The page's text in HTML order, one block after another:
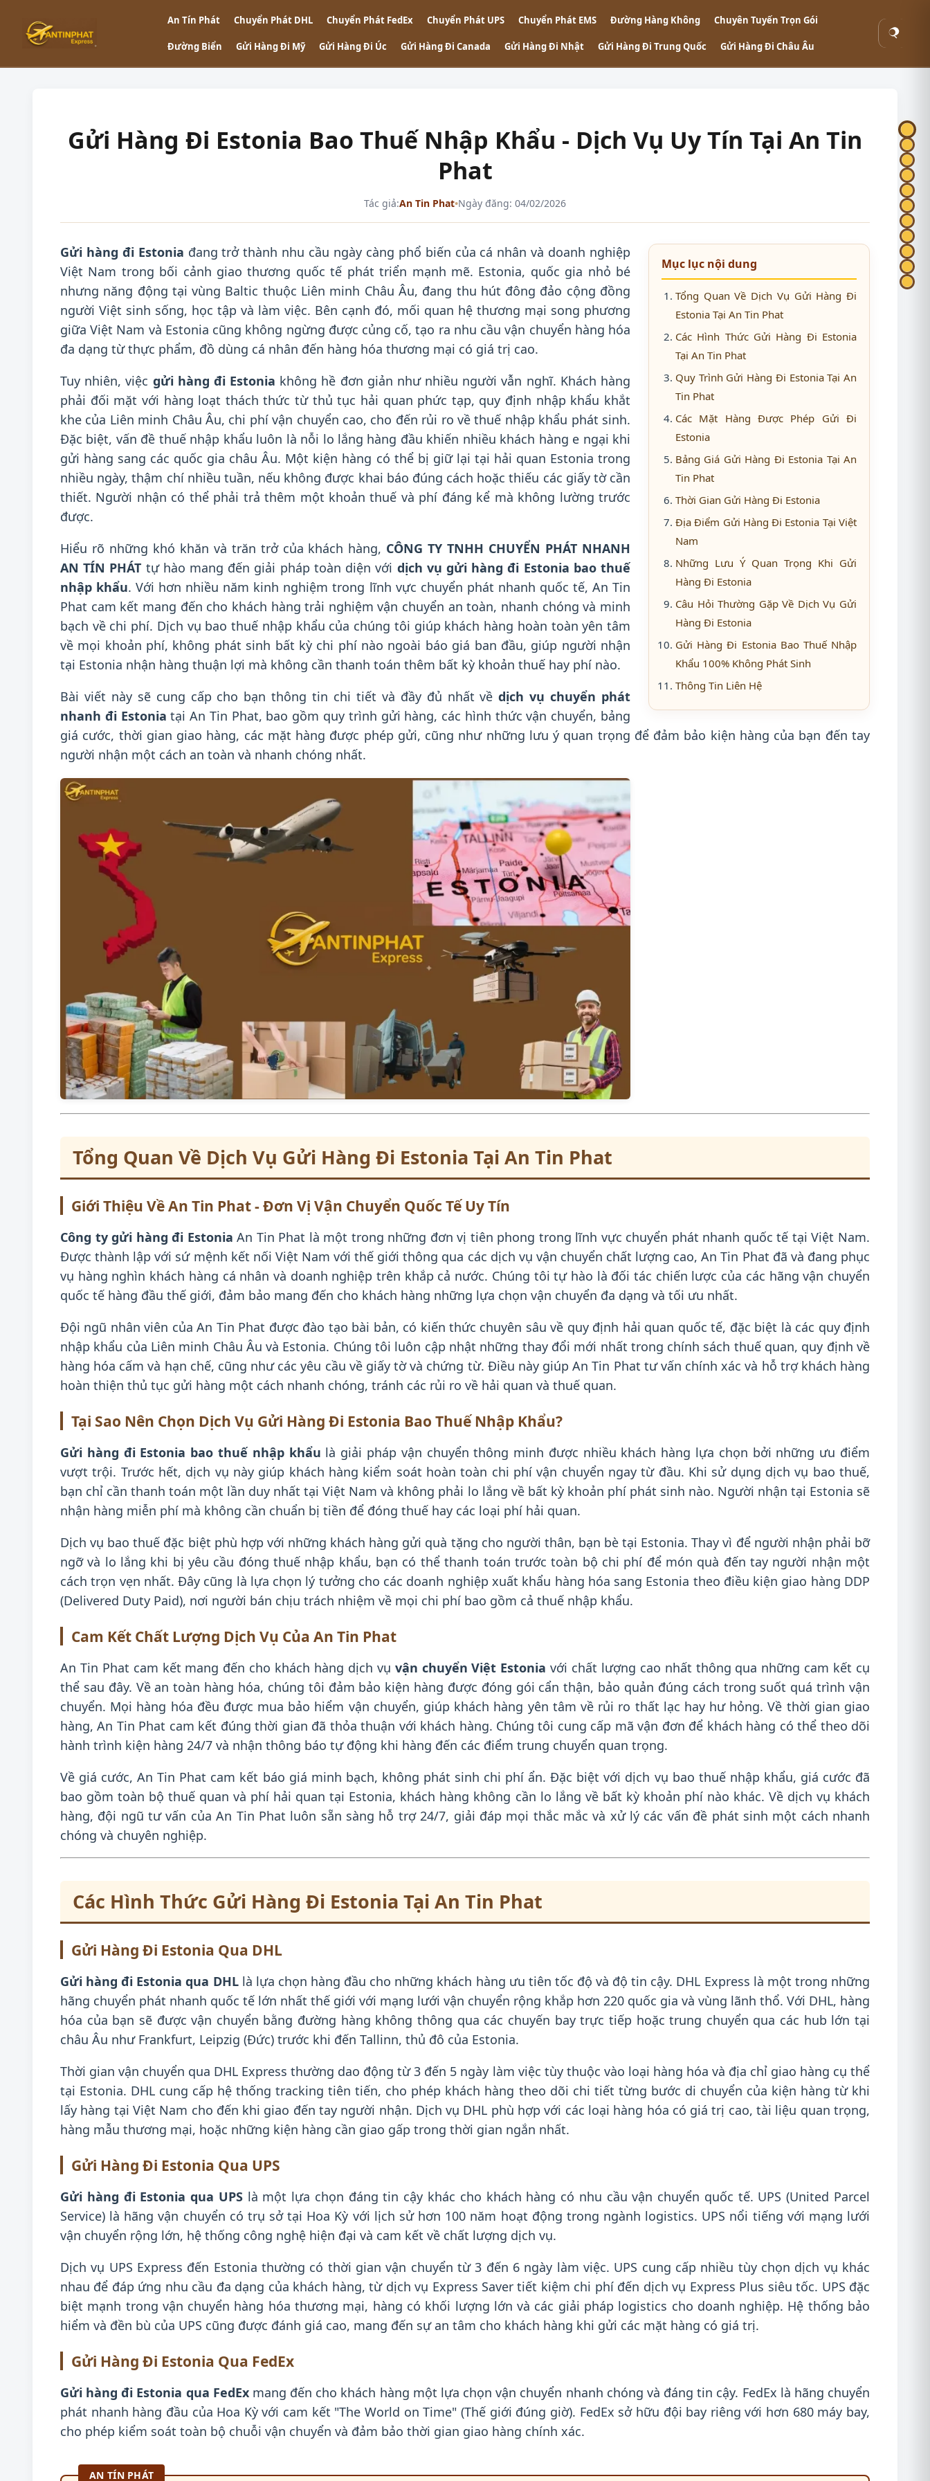
An Tín Phát Chuyển Phát DHL Chuyển Phát FedEx Chuyển Phát UPS Chuyển Phát EMS Đường Hàng Không Chuyên Tuyến Trọn Gói
Đường Biển Gửi Hàng Đi Mỹ Gửi Hàng Đi Úc Gửi Hàng Đi Canada Gửi Hàng Đi Nhật Gửi Hàng Đi Trung Quốc Gửi Hàng Đi Châu Âu
Tìm
Gửi Hàng Đi Estonia Bao Thuế Nhập Khẩu - Dịch Vụ Uy Tín Tại An Tin
Phat
Tác giả:An Tin Phat•Ngày đăng: 04/02/2026
Mục lục nội dung
Tổng Quan Về Dịch Vụ Gửi Hàng Đi
Estonia Tại An Tin Phat
Các Hình Thức Gửi Hàng Đi Estonia
Tại An Tin Phat
Quy Trình Gửi Hàng Đi Estonia Tại An
Tin Phat
Các Mặt Hàng Được Phép Gửi Đi
Estonia
Bảng Giá Gửi Hàng Đi Estonia Tại An
Tin Phat
Thời Gian Gửi Hàng Đi Estonia
Địa Điểm Gửi Hàng Đi Estonia Tại Việt
Nam
Những Lưu Ý Quan Trọng Khi Gửi
Hàng Đi Estonia
Câu Hỏi Thường Gặp Về Dịch Vụ Gửi
Hàng Đi Estonia
Gửi Hàng Đi Estonia Bao Thuế Nhập
Khẩu 100% Không Phát Sinh
Thông Tin Liên Hệ
Gửi hàng đi Estonia đang trở thành nhu cầu ngày càng phổ biến của cá nhân và doanh nghiệp
Việt Nam trong bối cảnh giao thương quốc tế phát triển mạnh mẽ. Estonia, quốc gia nhỏ bé
nhưng năng động tại vùng Baltic thuộc Liên minh Châu Âu, đang thu hút đông đảo cộng đồng
người Việt sinh sống, học tập và làm việc. Bên cạnh đó, mối quan hệ thương mại song phương
giữa Việt Nam và Estonia cũng không ngừng được củng cố, tạo ra nhu cầu vận chuyển hàng hóa
đa dạng từ thực phẩm, đồ dùng cá nhân đến hàng hóa thương mại có giá trị cao.
Tuy nhiên, việc gửi hàng đi Estonia không hề đơn giản như nhiều người vẫn nghĩ. Khách hàng
phải đối mặt với hàng loạt thách thức từ thủ tục hải quan phức tạp, quy định nhập khẩu khắt
khe của Liên minh Châu Âu, chi phí vận chuyển cao, cho đến rủi ro về thuế nhập khẩu phát sinh.
Đặc biệt, vấn đề thuế nhập khẩu luôn là nỗi lo lắng hàng đầu khiến nhiều khách hàng e ngại khi
gửi hàng sang các quốc gia châu Âu. Một kiện hàng có thể bị giữ lại tại hải quan Estonia trong
nhiều ngày, thậm chí nhiều tuần, nếu không được khai báo đúng cách hoặc thiếu các giấy tờ cần
thiết. Người nhận có thể phải trả thêm một khoản thuế và phí đáng kể mà không lường trước
được.
Hiểu rõ những khó khăn và trăn trở của khách hàng, CÔNG TY TNHH CHUYỂN PHÁT NHANH
AN TÍN PHÁT tự hào mang đến giải pháp toàn diện với dịch vụ gửi hàng đi Estonia bao thuế
nhập khẩu. Với hơn nhiều năm kinh nghiệm trong lĩnh vực chuyển phát nhanh quốc tế, An Tin
Phat cam kết mang đến cho khách hàng trải nghiệm vận chuyển an toàn, nhanh chóng và minh
bạch về chi phí. Dịch vụ bao thuế nhập khẩu của chúng tôi giúp khách hàng hoàn toàn yên tâm
về mọi khoản phí, không phát sinh bất kỳ chi phí nào ngoài báo giá ban đầu, giúp người nhận
tại Estonia nhận hàng thuận lợi mà không cần thanh toán thêm bất kỳ khoản thuế hay phí nào.
Bài viết này sẽ cung cấp cho bạn thông tin chi tiết và đầy đủ nhất vềdịch vụ chuyển phát
nhanh đi Estonia tại An Tin Phat, bao gồm quy trình gửi hàng, các hình thức vận chuyển, bảng
giá cước, thời gian giao hàng, các mặt hàng được phép gửi, cũng như những lưu ý quan trọng để đảm bảo kiện hàng của bạn đến tay
người nhận một cách an toàn và nhanh chóng nhất.
Tổng Quan Về Dịch Vụ Gửi Hàng Đi Estonia Tại An Tin Phat
Giới Thiệu Về An Tin Phat - Đơn Vị Vận Chuyển Quốc Tế Uy Tín
Công ty gửi hàng đi Estonia An Tin Phat là một trong những đơn vị tiên phong trong lĩnh vực chuyển phát nhanh quốc tế tại Việt Nam.
Được thành lập với sứ mệnh kết nối Việt Nam với thế giới thông qua các dịch vụ vận chuyển chất lượng cao, An Tin Phat đã và đang phục
vụ hàng nghìn khách hàng cá nhân và doanh nghiệp trên khắp cả nước. Chúng tôi tự hào là đối tác chiến lược của các hãng vận chuyển
quốc tế hàng đầu thế giới, đảm bảo mang đến cho khách hàng những lựa chọn vận chuyển đa dạng và tối ưu nhất.
Đội ngũ nhân viên của An Tin Phat được đào tạo bài bản, có kiến thức chuyên sâu về quy định hải quan quốc tế, đặc biệt là các quy định
nhập khẩu của Liên minh Châu Âu và Estonia. Chúng tôi luôn cập nhật những thay đổi mới nhất trong chính sách thuế quan, quy định về
hàng hóa cấm và hạn chế, cũng như các yêu cầu về giấy tờ và chứng từ. Điều này giúp An Tin Phat tư vấn chính xác và hỗ trợ khách hàng
hoàn thiện thủ tục gửi hàng một cách nhanh chóng, tránh các rủi ro về hải quan và thuế quan.
Tại Sao Nên Chọn Dịch Vụ Gửi Hàng Đi Estonia Bao Thuế Nhập Khẩu?
Gửi hàng đi Estonia bao thuế nhập khẩu là giải pháp vận chuyển thông minh được nhiều khách hàng lựa chọn bởi những ưu điểm
vượt trội. Trước hết, dịch vụ này giúp khách hàng kiểm soát hoàn toàn chi phí vận chuyển ngay từ đầu. Khi sử dụng dịch vụ bao thuế,
bạn chỉ cần thanh toán một lần duy nhất tại Việt Nam và không phải lo lắng về bất kỳ khoản phí phát sinh nào. Người nhận tại Estonia sẽ
nhận hàng miễn phí mà không cần chuẩn bị tiền để đóng thuế hay các loại phí hải quan.
Dịch vụ bao thuế đặc biệt phù hợp với những khách hàng gửi quà tặng cho người thân, bạn bè tại Estonia. Thay vì để người nhận phải bỡ
ngỡ và lo lắng khi bị yêu cầu đóng thuế nhập khẩu, bạn có thể thanh toán trước toàn bộ chi phí để món quà đến tay người nhận một
cách trọn vẹn nhất. Đây cũng là lựa chọn lý tưởng cho các doanh nghiệp xuất khẩu hàng hóa sang Estonia theo điều kiện giao hàng DDP
(Delivered Duty Paid), nơi người bán chịu trách nhiệm về mọi chi phí bao gồm cả thuế nhập khẩu.
Cam Kết Chất Lượng Dịch Vụ Của An Tin Phat
An Tin Phat cam kết mang đến cho khách hàng dịch vụ vận chuyển Việt Estonia với chất lượng cao nhất thông qua những cam kết cụ
thể sau đây. Về an toàn hàng hóa, chúng tôi đảm bảo kiện hàng được đóng gói cẩn thận, bảo quản đúng cách trong suốt quá trình vận
chuyển. Mọi hàng hóa đều được mua bảo hiểm vận chuyển, giúp khách hàng yên tâm về rủi ro thất lạc hay hư hỏng. Về thời gian giao
hàng, An Tin Phat cam kết đúng thời gian đã thỏa thuận với khách hàng. Chúng tôi cung cấp mã vận đơn để khách hàng có thể theo dõi
hành trình kiện hàng 24/7 và nhận thông báo tự động khi hàng đến các điểm trung chuyển quan trọng.
Về giá cước, An Tin Phat cam kết báo giá minh bạch, không phát sinh chi phí ẩn. Đặc biệt với dịch vụ bao thuế nhập khẩu, giá cước đã
bao gồm toàn bộ thuế quan và phí hải quan tại Estonia, khách hàng không cần lo lắng về bất kỳ khoản phí nào khác. Về dịch vụ khách
hàng, đội ngũ tư vấn của An Tin Phat luôn sẵn sàng hỗ trợ 24/7, giải đáp mọi thắc mắc và xử lý các vấn đề phát sinh một cách nhanh
chóng và chuyên nghiệp.
Các Hình Thức Gửi Hàng Đi Estonia Tại An Tin Phat
Gửi Hàng Đi Estonia Qua DHL
Gửi hàng đi Estonia qua DHLlà lựa chọn hàng đầu cho những khách hàng ưu tiên tốc độ và độ tin cậy. DHL Express là một trong những
hãng chuyển phát nhanh quốc tế lớn nhất thế giới với mạng lưới vận chuyển rộng khắp hơn 220 quốc gia và vùng lãnh thổ. Với DHL, hàng
hóa của bạn sẽ được vận chuyển bằng đường hàng không thông qua các chuyến bay trực tiếp hoặc trung chuyển qua các hub lớn tại
châu Âu như Frankfurt, Leipzig (Đức) trước khi đến Tallinn, thủ đô của Estonia.
Thời gian vận chuyển qua DHL Express thường dao động từ 3 đến 5 ngày làm việc tùy thuộc vào loại hàng hóa và địa chỉ giao hàng cụ thể
tại Estonia. DHL cung cấp hệ thống tracking tiên tiến, cho phép khách hàng theo dõi chi tiết từng bước di chuyển của kiện hàng từ khi
lấy hàng tại Việt Nam cho đến khi giao đến tay người nhận. Dịch vụ DHL phù hợp với các loại hàng hóa có giá trị cao, tài liệu quan trọng,
hàng mẫu thương mại, hoặc những kiện hàng cần giao gấp trong thời gian ngắn nhất.
Gửi Hàng Đi Estonia Qua UPS
Gửi hàng đi Estonia qua UPSlà một lựa chọn đáng tin cậy khác cho khách hàng có nhu cầu vận chuyển quốc tế. UPS (United Parcel
Service) là hãng vận chuyển có trụ sở tại Hoa Kỳ với lịch sử hơn 100 năm hoạt động trong ngành logistics. UPS nổi tiếng với mạng lưới
vận chuyển rộng lớn, hệ thống công nghệ hiện đại và cam kết về chất lượng dịch vụ.
Dịch vụ UPS Express đến Estonia thường có thời gian vận chuyển từ 3 đến 6 ngày làm việc. UPS cung cấp nhiều tùy chọn dịch vụ khác
nhau để đáp ứng nhu cầu đa dạng của khách hàng, từ dịch vụ Express Saver tiết kiệm chi phí đến dịch vụ Express Plus siêu tốc. UPS đặc
biệt mạnh trong vận chuyển hàng hóa thương mại, hàng có khối lượng lớn và các giải pháp logistics cho doanh nghiệp. Hệ thống bảo
hiểm và đền bù của UPS cũng được đánh giá cao, mang đến sự an tâm cho khách hàng khi gửi các mặt hàng có giá trị.
Gửi Hàng Đi Estonia Qua FedEx
Gửi hàng đi Estonia qua FedExmang đến cho khách hàng một lựa chọn vận chuyển nhanh chóng và đáng tin cậy. FedEx là hãng chuyển
phát nhanh hàng đầu của Hoa Kỳ với cam kết "The World on Time" (Thế giới đúng giờ). FedEx sở hữu đội bay riêng với hơn 680 máy bay,
cho phép kiểm soát toàn bộ chuỗi vận chuyển và đảm bảo thời gian giao hàng chính xác.
AN TÍN PHÁT